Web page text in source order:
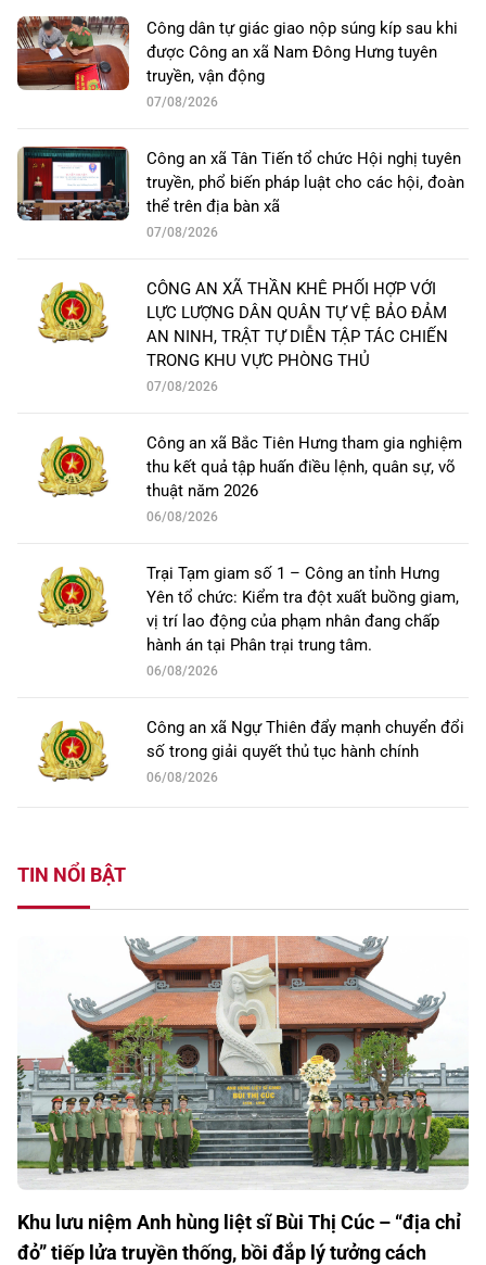
Công dân tự giác giao nộp súng kíp sau khi
được Công an xã Nam Đông Hưng tuyên
truyền, vận động
07/08/2026
Công an xã Tân Tiến tổ chức Hội nghị tuyên
truyền, phổ biến pháp luật cho các hội, đoàn
thể trên địa bàn xã
07/08/2026
CÔNG AN XÃ THẦN KHÊ PHỐI HỢP VỚI
LỰC LƯỢNG DÂN QUÂN TỰ VỆ BẢO ĐẢM
AN NINH, TRẬT TỰ DIỄN TẬP TÁC CHIẾN
TRONG KHU VỰC PHÒNG THỦ
07/08/2026
Công an xã Bắc Tiên Hưng tham gia nghiệm
thu kết quả tập huấn điều lệnh, quân sự, võ
thuật năm 2026
06/08/2026
Trại Tạm giam số 1 – Công an tỉnh Hưng
Yên tổ chức: Kiểm tra đột xuất buồng giam,
vị trí lao động của phạm nhân đang chấp
hành án tại Phân trại trung tâm.
06/08/2026
Công an xã Ngự Thiên đẩy mạnh chuyển đổi
số trong giải quyết thủ tục hành chính
06/08/2026
TIN NỔI BẬT
Khu lưu niệm Anh hùng liệt sĩ Bùi Thị Cúc – “địa chỉ
đỏ” tiếp lửa truyền thống, bồi đắp lý tưởng cách